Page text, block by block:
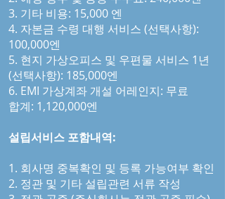
3. 기타 비용: 15,000 엔
4. 자본금 수령 대행 서비스 (선택사항):
100,000엔
5. 현지 가상오피스 및 우편물 서비스 1년
(선택사항): 185,000엔
6. EMI 가상계좌 개설 어레인지: 무료
합계: 1,120,000엔
설립서비스 포함내역:
1. 회사명 중복확인 및 등록 가능여부 확인
2. 정관 및 기타 설립관련 서류 작성